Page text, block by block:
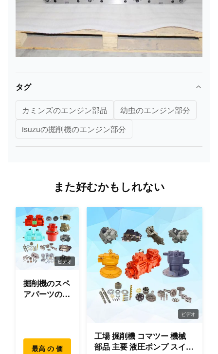
タグ
カミンズのエンジン部品
幼虫のエンジン部分
isuzuの掘削機のエンジン部分
また好むかもしれない
ビデオ
掘削機のスペ
アパーツのオ
最高 の 価
ビデオ
工場 掘削機 コマツー 機械
部品 主要 液圧ポンプ スイン